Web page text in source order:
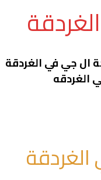
ال جي في الغردقة
الغردقه